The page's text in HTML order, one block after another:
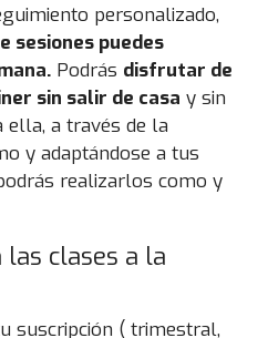
personalizado,
sesiones puedes
Podrás disfrutar de
sin salir de casa y sin
ella, a través de la
y adaptándose a tus
realizarlos como y
las clases a la
suscripción ( trimestral,